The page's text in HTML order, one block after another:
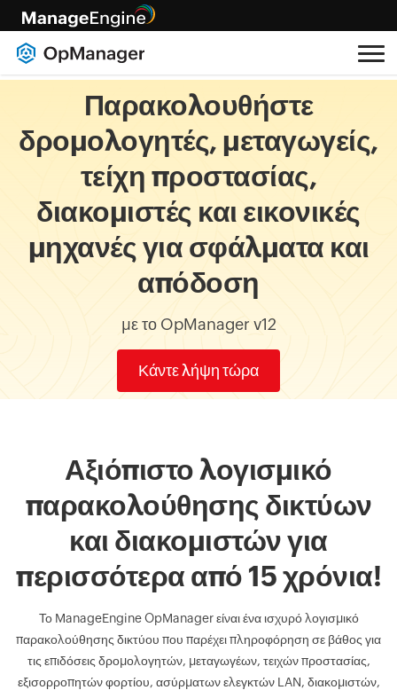
Παρακολουθήστε
δρομολογητές, μεταγωγείς,
τείχη προστασίας,
διακομιστές και εικονικές
μηχανές για σφάλματα και
απόδοση
με το OpManager v12
Κάντε λήψη τώρα
Αξιόπιστο λογισμικό
παρακολούθησης δικτύων
και διακομιστών για
περισσότερα από 15 χρόνια!
Το ManageEngine OpManager είναι ένα ισχυρό λογισμικό
παρακολούθησης δικτύου που παρέχει πληροφόρηση σε βάθος για
τις επιδόσεις δρομολογητών, μεταγωγέων, τειχών προστασίας,
εξισορροπητών φορτίου, ασύρματων ελεγκτών LAN, διακομιστών,